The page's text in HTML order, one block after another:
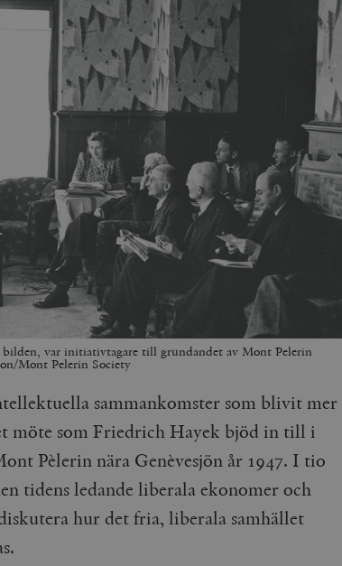
var initiativtagare till grundandet av Mont Pelerin
Mont Pelerin Society
sammankomster som blivit mer
möte som Friedrich Hayek bjöd in till i
Pèlerin nära Genèvesjön år 1947. I tio
tidens ledande liberala ekonomer och
hur det fria, liberala samhället